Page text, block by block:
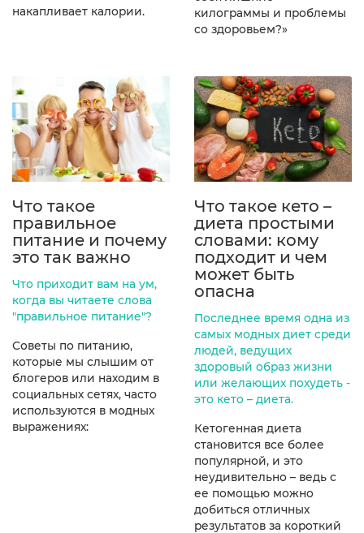
накапливает калории.
килограммы и проблемы
со здоровьем?»
Что такое
правильное
питание и почему
это так важно
Что приходит вам на ум,
когда вы читаете слова
"правильное питание"?
Советы по питанию,
которые мы слышим от
блогеров или находим в
социальных сетях, часто
используются в модных
выражениях:
Что такое кето –
диета простыми
словами: кому
подходит и чем
может быть
опасна
Последнее время одна из
самых модных диет среди
людей, ведущих
здоровый образ жизни
или желающих похудеть -
это кето – диета.
Кетогенная диета
становится все более
популярной, и это
неудивительно – ведь с
ее помощью можно
добиться отличных
результатов за короткий